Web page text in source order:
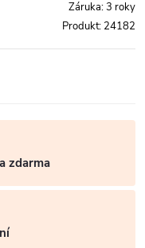
Záruka:3 roky
Produkt: 24182
zdarma